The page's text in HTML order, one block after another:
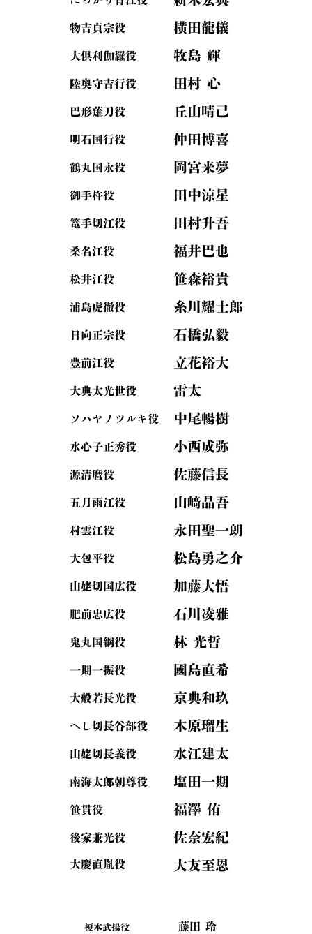
物吉貞宗役 横田龍儀
大倶利伽羅役 牧島 輝
陸奥守吉行役 田村 心
巴形薙刀役 丘山晴己
明石国行役 仲田博喜
鶴丸国永役 岡宮来夢
御手杵役 田中涼星
篭手切江役 田村升吾
桑名江役 福井巴也
松井江役 笹森裕貴
浦島虎徹役 糸川耀士郎
日向正宗役 石橋弘毅
豊前江役 立花裕大
大典太光世役 雷太
ソハヤノツルキ役 中尾暢樹
水心子正秀役 小西成弥
源清麿役 佐藤信長
五月雨江役 山﨑晶吾
村雲江役 永田聖一朗
大包平役 松島勇之介
山姥切国広役 加藤大悟
肥前忠広役 石川凌雅
鬼丸国綱役 林 光哲
一期一振役 國島直希
大般若長光役 京典和玖
へし切長谷部役 木原瑠生
山姥切長義役 水江建太
南海太郎朝尊役 塩田一期
笹貫役 福澤 侑
後家兼光役 佐奈宏紀
大慶直胤役 大友至恩
榎本武揚役 藤田 玲